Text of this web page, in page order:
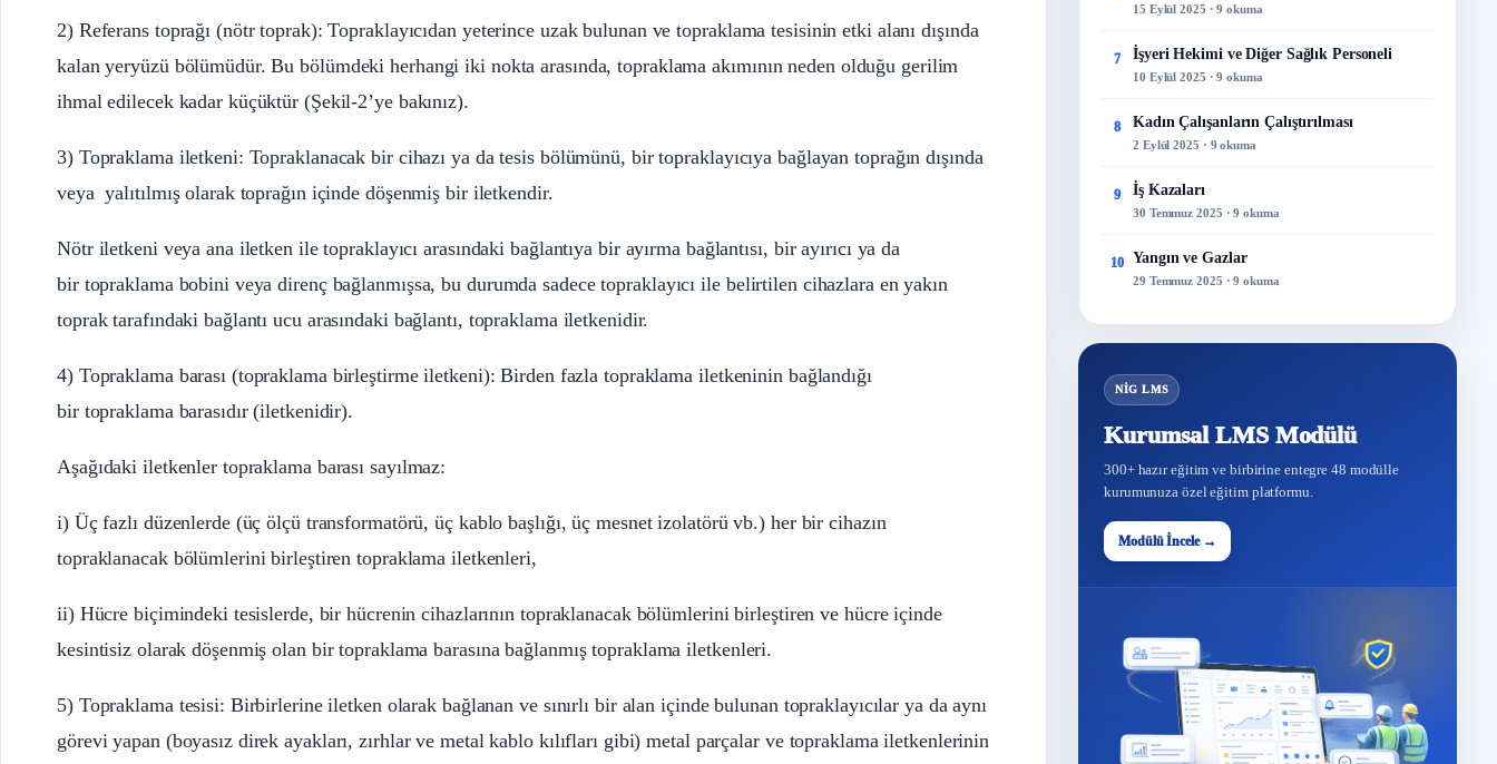
2) Referans toprağı (nötr toprak): Topraklayıcıdan yeterince uzak bulunan ve topraklama tesisinin etki alanı dışında
kalan yeryüzü bölümüdür. Bu bölümdeki herhangi iki nokta arasında, topraklama akımının neden olduğu gerilim
ihmal edilecek kadar küçüktür (Şekil-2’ye bakınız).
3) Topraklama iletkeni: Topraklanacak bir cihazı ya da tesis bölümünü, bir topraklayıcıya bağlayan toprağın dışında
veya yalıtılmış olarak toprağın içinde döşenmiş bir iletkendir.
Nötr iletkeni veya ana iletken ile topraklayıcı arasındaki bağlantıya bir ayırma bağlantısı, bir ayırıcı ya da
bir topraklama bobini veya direnç bağlanmışsa, bu durumda sadece topraklayıcı ile belirtilen cihazlara en yakın
toprak tarafındaki bağlantı ucu arasındaki bağlantı, topraklama iletkenidir.
4) Topraklama barası (topraklama birleştirme iletkeni): Birden fazla topraklama iletkeninin bağlandığı
bir topraklama barasıdır (iletkenidir).
Aşağıdaki iletkenler topraklama barası sayılmaz:
i) Üç fazlı düzenlerde (üç ölçü transformatörü, üç kablo başlığı, üç mesnet izolatörü vb.) her bir cihazın
topraklanacak bölümlerini birleştiren topraklama iletkenleri,
ii) Hücre biçimindeki tesislerde, bir hücrenin cihazlarının topraklanacak bölümlerini birleştiren ve hücre içinde
kesintisiz olarak döşenmiş olan bir topraklama barasına bağlanmış topraklama iletkenleri.
5) Topraklama tesisi: Birbirlerine iletken olarak bağlanan ve sınırlı bir alan içinde bulunan topraklayıcılar ya da aynı
görevi yapan (boyasız direk ayakları, zırhlar ve metal kablo kılıfları gibi) metal parçalar ve topraklama iletkenlerinin
15 Eylül 2025 · 9 okuma
7 İşyeri Hekimi ve Diğer Sağlık Personeli
10 Eylül 2025 · 9 okuma
8 Kadın Çalışanların Çalıştırılması
2 Eylül 2025 · 9 okuma
9 İş Kazaları
30 Temmuz 2025 · 9 okuma
10 Yangın ve Gazlar
29 Temmuz 2025 · 9 okuma
NİG LMS
Kurumsal LMS Modülü
300+ hazır eğitim ve birbirine entegre 48 modülle
kurumunuza özel eğitim platformu.
Modülü İncele →